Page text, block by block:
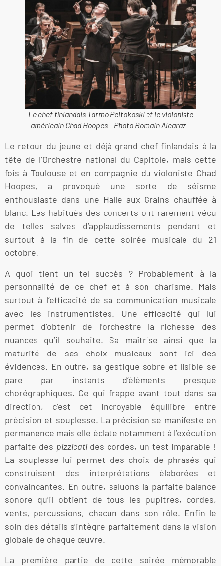
Le chef finlandais Tarmo Peltokoski et le violoniste
américain Chad Hoopes – Photo Romain Alcaraz –
Le retour du jeune et déjà grand chef finlandais à la
tête de l’Orchestre national du Capitole, mais cette
fois à Toulouse et en compagnie du violoniste Chad
Hoopes, a provoqué une sorte de séisme
enthousiaste dans une Halle aux Grains chauffée à
blanc. Les habitués des concerts ont rarement vécu
de telles salves d’applaudissements pendant et
surtout à la fin de cette soirée musicale du 21
octobre.
A quoi tient un tel succès ? Probablement à la
personnalité de ce chef et à son charisme. Mais
surtout à l’efficacité de sa communication musicale
avec les instrumentistes. Une efficacité qui lui
permet d’obtenir de l’orchestre la richesse des
nuances qu’il souhaite. Sa maîtrise ainsi que la
maturité de ses choix musicaux sont ici des
évidences. En outre, sa gestique sobre et lisible se
pare par instants d’éléments presque
chorégraphiques. Ce qui frappe avant tout dans sa
direction, c’est cet incroyable équilibre entre
précision et souplesse. La précision se manifeste en
permanence mais elle éclate notamment à l’exécution
parfaite des pizzicatides cordes, un test imparable !
La souplesse lui permet des choix de phrasés qui
construisent des interprétations élaborées et
convaincantes. En outre, saluons la parfaite balance
sonore qu’il obtient de tous les pupitres, cordes,
vents, percussions, chacun dans son rôle. Enfin le
soin des détails s’intègre parfaitement dans la vision
globale de chaque œuvre.
La première partie de cette soirée mémorable